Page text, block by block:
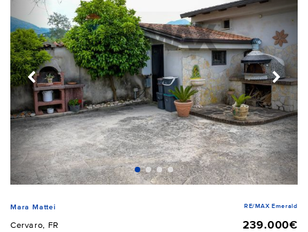
Mara Mattei RE/MAX Emerald
Cervaro, FR
239.000€